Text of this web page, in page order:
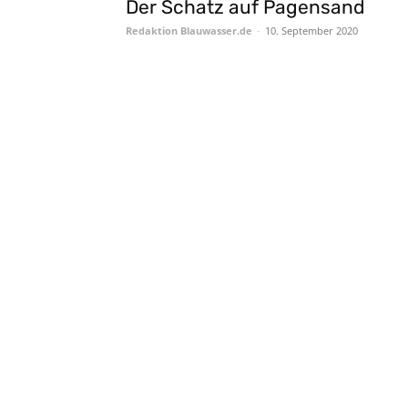
Der Schatz auf Pagensand
Redaktion Blauwasser.de - 10. September 2020